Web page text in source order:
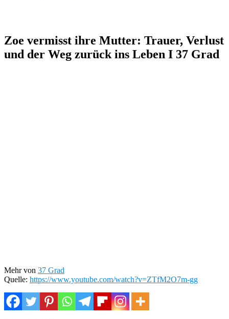
Zoe vermisst ihre Mutter: Trauer, Verlust
und der Weg zurück ins Leben I 37 Grad
Mehr von 37 Grad
Quelle: https://www.youtube.com/watch?v=ZTfM2O7m-gg